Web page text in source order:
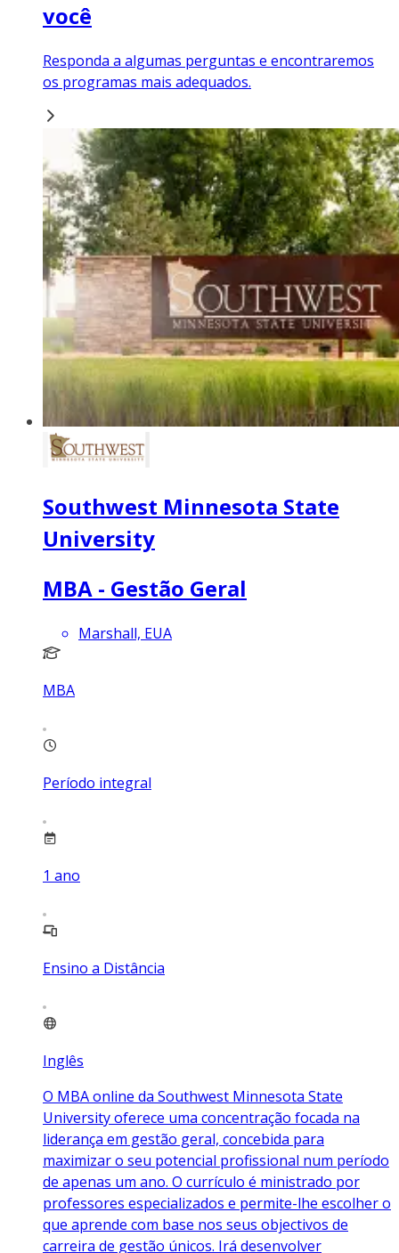
você
Responda a algumas perguntas e encontraremos
os programas mais adequados.
Southwest Minnesota State
University
MBA - Gestão Geral
Marshall, EUA
MBA
Período integral
1 ano
Ensino a Distância
Inglês
O MBA online da Southwest Minnesota State
University oferece uma concentração focada na
liderança em gestão geral, concebida para
maximizar o seu potencial profissional num período
de apenas um ano. O currículo é ministrado por
professores especializados e permite-lhe escolher o
que aprende com base nos seus objectivos de
carreira de gestão únicos. Irá desenvolver